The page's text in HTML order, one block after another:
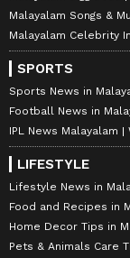
Malayalam Songs &
Malayalam Celebrity
SPORTS
Sports News in
Football News in
IPL News Malayalam
LIFESTYLE
Lifestyle News in
Food and Recipes in
Home Decor Tips in
Pets & Animals Care